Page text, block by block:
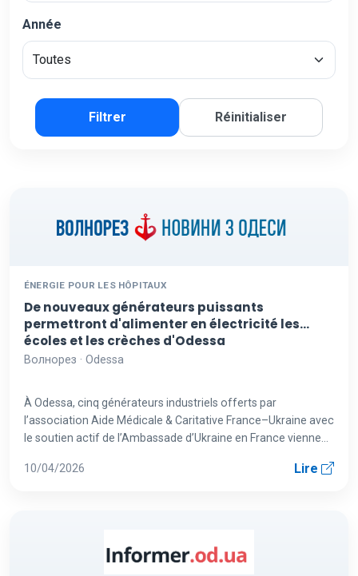
Année
Filtrer Réinitialiser
ÉNERGIE POUR LES HÔPITAUX
De nouveaux générateurs puissants
permettront d'alimenter en électricité les
écoles et les crèches d'Odessa
Волнорез · Odessa
À Odessa, cinq générateurs industriels offerts par
l’association Aide Médicale & Caritative France–Ukraine avec
le soutien actif de l’Ambassade d’Ukraine en France viennent
10/04/2026 Lire